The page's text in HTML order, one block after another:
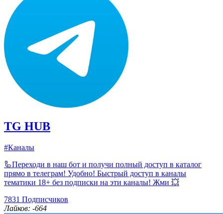
TG HUB
#Каналы
🦾Переходи в наш бот и получи полный доступ в каталог
прямо в телеграм! Удобно! Быстрый доступ в каналы
тематики 18+ без подписки на эти каналы! Жми 💥
7831 Подписчиков
Лайков: -664